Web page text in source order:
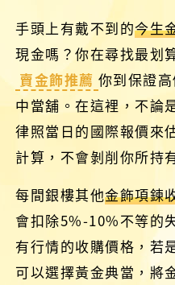
手頭上有戴不到的今生
現金嗎？你在尋找最划
賣金飾推薦 你到保證
中當舖。在這裡，不論
律照當日的國際報價來
計算，不會剝削你所持
每間銀樓其他金飾項鍊
會扣除5%-10%不等的
有行情的收購價格，若
可以選擇黃金典當，將